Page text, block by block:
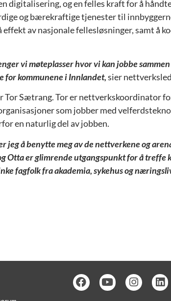
digitalisering, og en felles kraft for å
og bærekraftige tjenester til
av nasjonale fellesløsninger, samt å
vi møteplasser hvor vi kan jobbe
for kommunene i Innlandet,sier
Sætrang. Tor er nettverkskoordinator
som jobber med
en naturlig del av jobben.
jeg å benytte meg av de nettverkene og
Otta er glimrende utgangspunkt for å treffe
fagfolk fra akademia, sykehus og